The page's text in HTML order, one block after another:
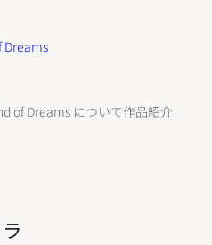
Dreams
of Dreams について作品紹介